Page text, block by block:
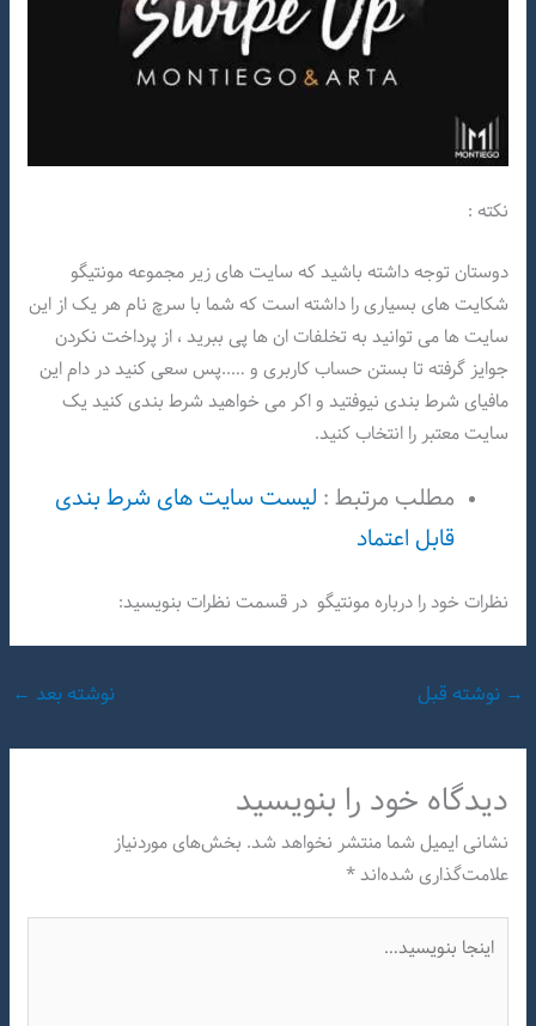
نکته :
دوستان توجه داشته باشید که سایت های زیر مجموعه مونتیگو
شکایت های بسیاری را داشته است که شما با سرچ نام هر یک از این
سایت ها می توانید به تخلفات ان ها پی ببرید ، از پرداخت نکردن
جوایز گرفته تا بستن حساب کاربری و …..پس سعی کنید در دام این
مافیای شرط بندی نیوفتید و اکر می خواهید شرط بندی کنید یک
سایت معتبر را انتخاب کنید.
مطلب مرتبط : لیست سایت های شرط بندی
قابل اعتماد
نظرات خود را درباره مونتیگو در قسمت نظرات بنویسید:
→ نوشته قبل نوشته بعد ←
دیدگاه‌ خود را بنویسید
نشانی ایمیل شما منتشر نخواهد شد. بخش‌های موردنیاز
علامت‌گذاری شده‌اند*
بنویسید…